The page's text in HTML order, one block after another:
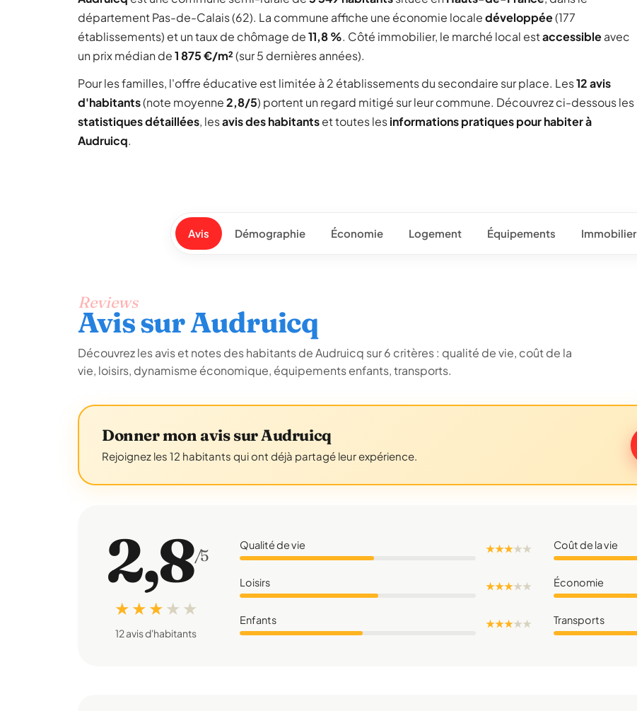
département Pas-de-Calais (62). La commune affiche une économie localedéveloppée(177
établissements) et un taux de chômage de11,8 %. Côté immobilier, le marché local estaccessibleavec
un prix médian de1 875 €/m²(sur 5 dernières années).
Pour les familles, l'offre éducative est limitée à 2 établissements du secondaire sur place. Les12 avis
d'habitants(note moyenne2,8/5) portent un regard mitigé sur leur commune. Découvrez ci-dessous les
statistiques détaillées, lesavis des habitantset toutes lesinformations pratiques pour habiter à
Audruicq.
Avis Démographie Économie Logement Équipements Immobilier
Reviews
Avis sur Audruicq
Découvrez les avis et notes des habitants de Audruicq sur 6 critères : qualité de vie, coût de la
vie, loisirs, dynamisme économique, équipements enfants, transports.
Donner mon avis sur Audruicq
Rejoignez les 12 habitants qui ont déjà partagé leur expérience.
2,8/5
★ ★ ★ ★ ★
12 avis d'habitants
Qualité de vie ★ ★ ★★★ Coût de la vie
Loisirs ★ ★ ★★★ Économie
Enfants ★ ★ ★★★ Transports